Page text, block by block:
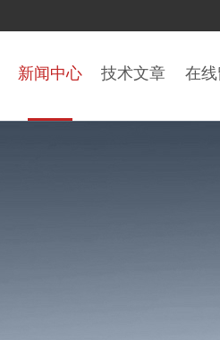
新闻中心 技术文章 在